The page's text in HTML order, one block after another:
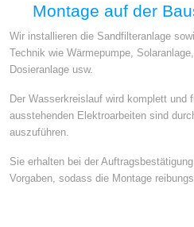
Montage auf der
Wir installieren die Sandfilteranlage
Technik wie Wärmepumpe,
Dosieranlage usw.
Der Wasserkreislauf wird komplett und
ausstehenden Elektroarbeiten sind
auszuführen.
Sie erhalten bei der
Vorgaben, sodass die Montage